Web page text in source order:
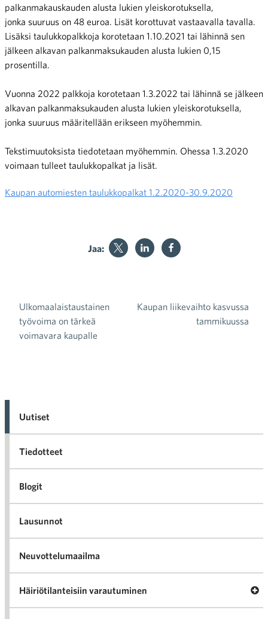
palkanmakauskauden alusta lukien yleiskorotuksella,
jonka suuruus on 48 euroa. Lisät korottuvat vastaavalla tavalla.
Lisäksi taulukkopalkkoja korotetaan 1.10.2021 tai lähinnä sen
jälkeen alkavan palkanmaksukauden alusta lukien 0,15
prosentilla.
Vuonna 2022 palkkoja korotetaan 1.3.2022 tai lähinnä se jälkeen
alkavan palkanmaksukauden alusta lukien yleiskorotuksella,
jonka suuruus määritellään erikseen myöhemmin.
Tekstimuutoksista tiedotetaan myöhemmin. Ohessa 1.3.2020
voimaan tulleet taulukkopalkat ja lisät.
Kaupan automiesten taulukkopalkat 1.2.2020-30.9.2020
Jaa:
Artikkelien selaus
Ulkomaalaistaustainen
työvoima on tärkeä
voimavara kaupalle
Kaupan liikevaihto kasvussa
tammikuussa
Uutiset
Tiedotteet
Blogit
Lausunnot
Neuvottelumaailma
Häiriötilanteisiin varautuminen